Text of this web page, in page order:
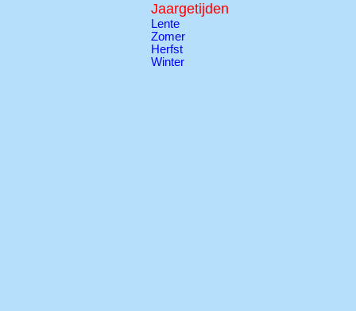
Jaargetijden
Lente
Zomer
Herfst
Winter